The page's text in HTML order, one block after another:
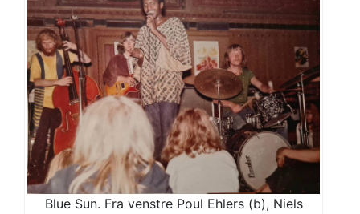
Blue Sun. Fra venstre Poul Ehlers (b), Niels